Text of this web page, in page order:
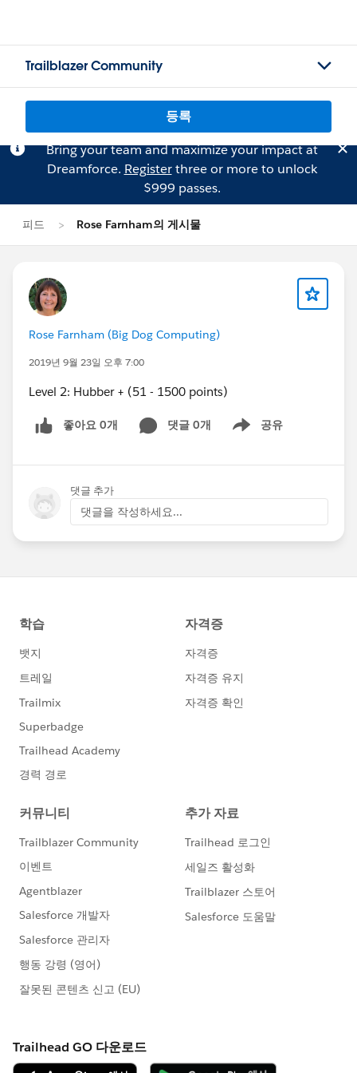
Trailblazer Community
등록
Bring your team and maximize your impact at
Dreamforce. Registerthree or more to unlock
$999 passes.
피드 Rose Farnham의 게시물
Rose Farnham (Big Dog Computing)
2019년 9월 23일 오후 7:00
Level 2: Hubber + (51 - 1500 points)
좋아요 0개 댓글 0개 공유
Show menu
댓글 추가
댓글을 작성하세요...